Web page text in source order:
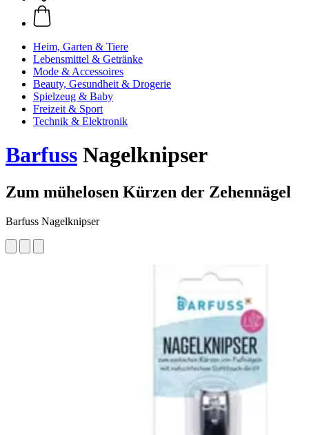
Heim, Garten & Tiere
Lebensmittel & Getränke
Mode & Accessoires
Beauty, Gesundheit & Drogerie
Spielzeug & Baby
Freizeit & Sport
Technik & Elektronik
Barfuss Nagelknipser
Zum mühelosen Kürzen der Zehennägel
Barfuss Nagelknipser